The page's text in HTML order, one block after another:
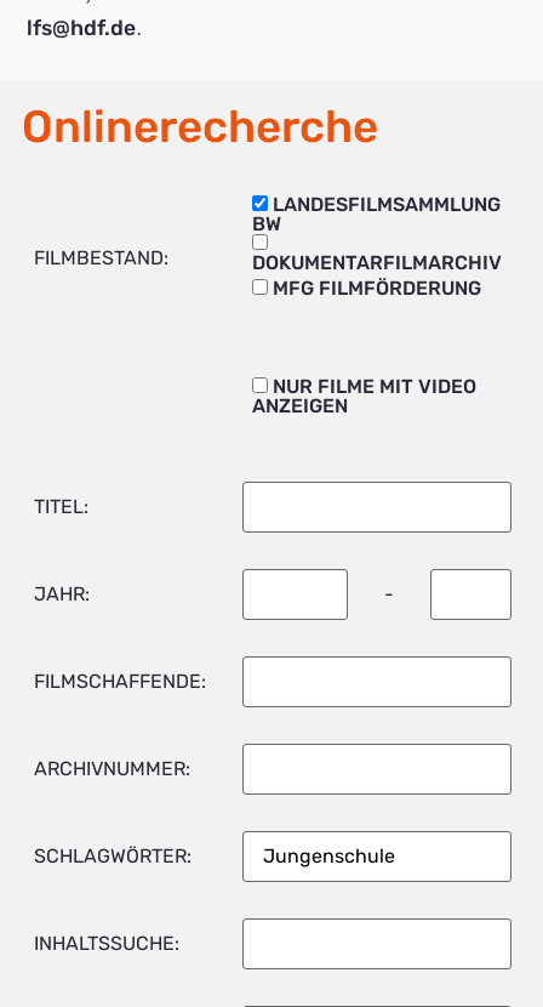
lfs@hdf.de.
Onlinerecherche
FILMBESTAND:
LANDESFILMSAMMLUNG
BW
DOKUMENTARFILMARCHIV
MFG FILMFÖRDERUNG
NUR FILME MIT VIDEO
ANZEIGEN
TITEL:
JAHR: -
FILMSCHAFFENDE:
ARCHIVNUMMER:
SCHLAGWÖRTER:
INHALTSSUCHE: